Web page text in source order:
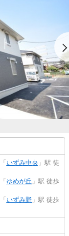
「 いずみ中央 」駅 徒
「 ゆめが丘 」駅 徒歩
「 いずみ野 」駅 徒歩